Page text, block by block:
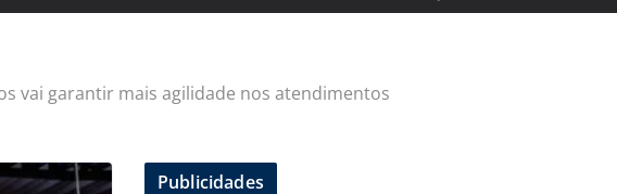
vai garantir mais agilidade nos atendimentos
Publicidades